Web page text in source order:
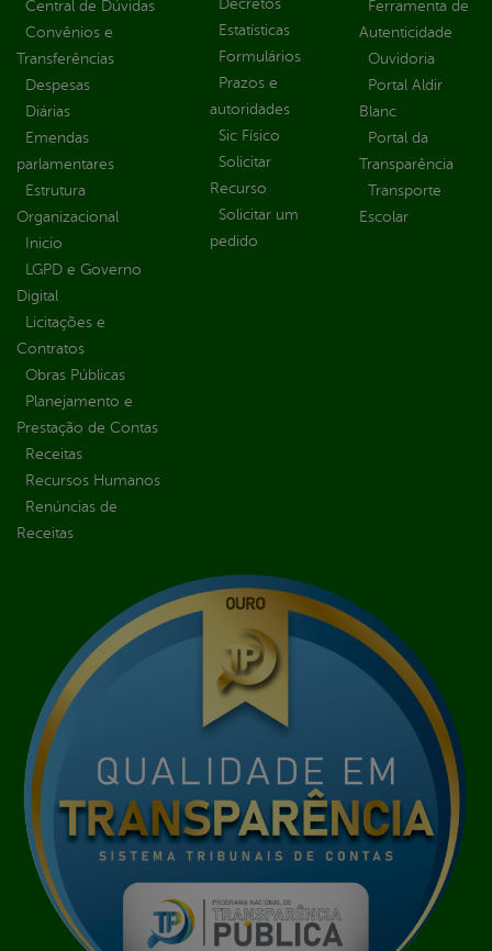
Central de Dúvidas
Convênios e
Transferências
Despesas
Diárias
Emendas
parlamentares
Estrutura
Organizacional
Inicio
LGPD e Governo
Digital
Licitações e
Contratos
Obras Públicas
Planejamento e
Prestação de Contas
Receitas
Recursos Humanos
Renúncias de
Receitas
Decretos
Estatísticas
Formulários
Prazos e
autoridades
Sic Físico
Solicitar
Recurso
Solicitar um
pedido
Ferramenta de
Autenticidade
Ouvidoria
Portal Aldir
Blanc
Portal da
Transparência
Transporte
Escolar